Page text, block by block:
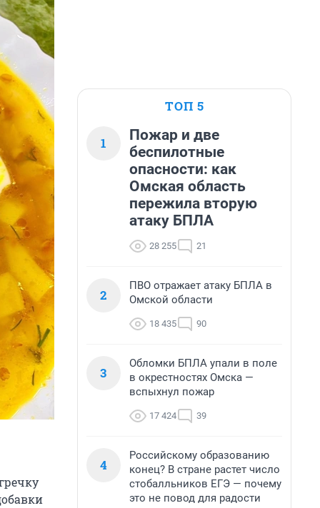
ТОП 5
1
Пожар и две
беспилотные
опасности: как
Омская область
пережила вторую
атаку БПЛА
28 255 21
2
ПВО отражает атаку БПЛА в
Омской области
18 435 90
3
Обломки БПЛА упали в поле
в окрестностях Омска —
вспыхнул пожар
17 424 39
4
Российскому образованию
конец? В стране растет число
стобалльников ЕГЭ — почему
это не повод для радости